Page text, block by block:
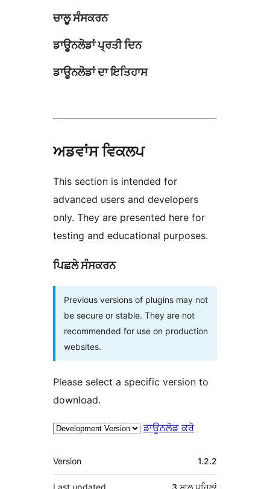
ਚਾਲੂ ਸੰਸਕਰਨ
ਡਾਊਨਲੋਡਾਂ ਪ੍ਰਤੀ ਦਿਨ
ਡਾਊਨਲੋਡਾਂ ਦਾ ਇਤਿਹਾਸ
ਅਡਵਾਂਸ ਵਿਕਲਪ
This section is intended for
advanced users and developers
only. They are presented here for
testing and educational purposes.
ਪਿਛਲੇ ਸੰਸਕਰਨ
Previous versions of plugins may not
be secure or stable. They are not
recommended for use on production
websites.
Please select a specific version to
download.
ਡਾਊਨਲੋਡ ਕਰੋ
ਮੈਟਾ
Version 1.2.2
Last updated 3 ਸਾਲਪਹਿਲਾਂ